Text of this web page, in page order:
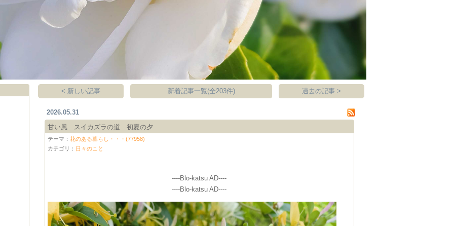
< 新しい記事 新着記事一覧(全203件) 過去の記事 >
2026.05.31
甘い風 スイカズラの道 初夏の夕
テーマ：花のある暮らし・・・(77958)
カテゴリ： 日々のこと
----Blo-katsu AD----
----Blo-katsu AD----